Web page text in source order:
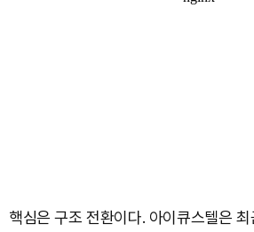
핵심은 구조 전환이다. 아이큐스텔은 최